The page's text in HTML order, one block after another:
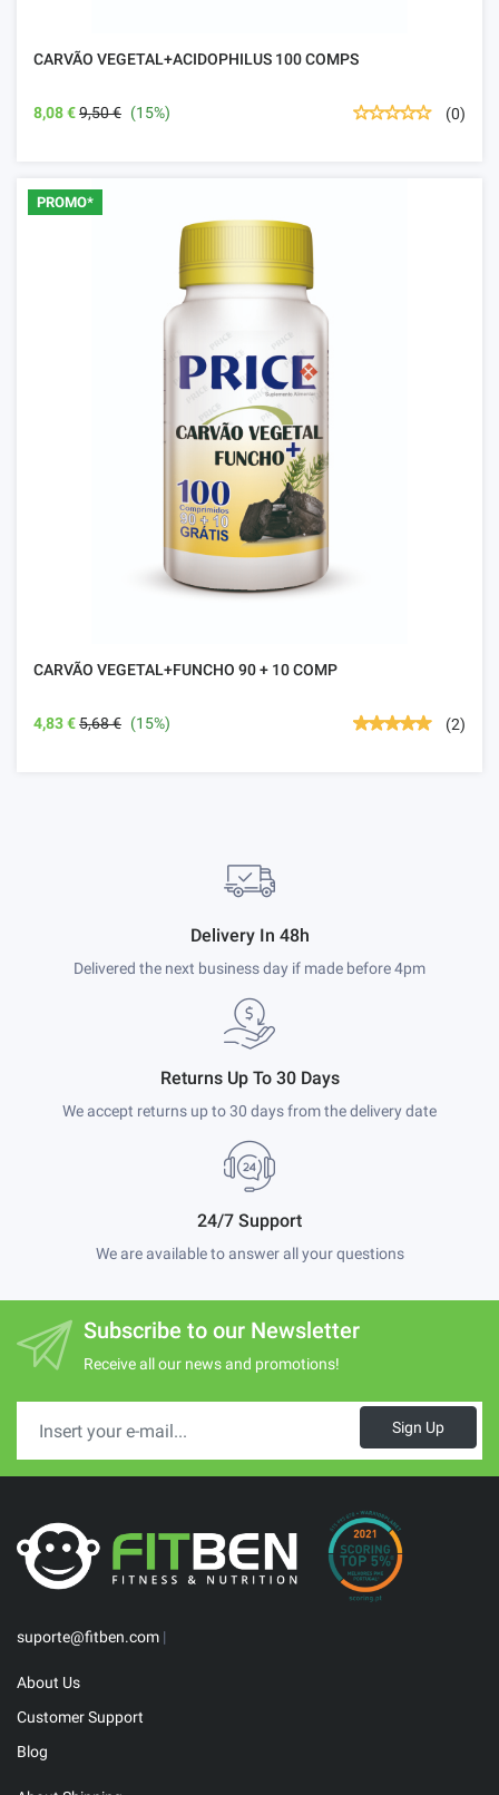
CARVÃO VEGETAL+ACIDOPHILUS 100 COMPS
8,08 €9,50 € (15%) (0)
PROMO*
CARVÃO VEGETAL+FUNCHO 90 + 10 COMP
4,83 €5,68 € (15%) (2)
Delivery In 48h
Delivered the next business day if made before 4pm
Returns Up To 30 Days
We accept returns up to 30 days from the delivery date
24/7 Support
We are available to answer all your questions
Subscribe to our Newsletter
Receive all our news and promotions!
Sign Up
suporte@fitben.com |
About Us
Customer Support
Blog